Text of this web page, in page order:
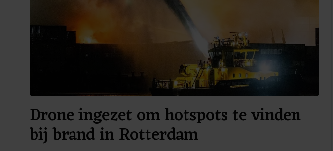
Drone ingezet om hotspots te vinden
bij brand in Rotterdam